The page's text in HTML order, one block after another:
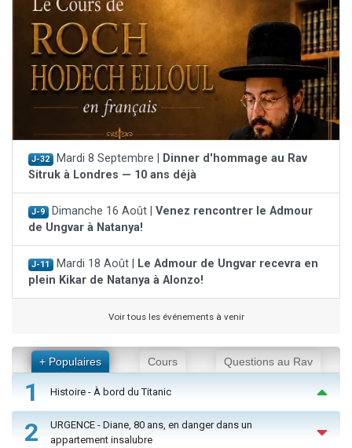
J-32 Mardi 8 Septembre |
Dinner d'hommage au Rav
Sitruk à Londres — 10 ans déjà
J-9 Dimanche 16 Août | Venez rencontrer le Admour
de Ungvar à Natanya!
J-11 Mardi 18 Août |
Le Admour de Ungvar recevra en
plein Kikar de Natanya à Alonzo!
Voir tous les événements à venir
+ Populaires Cours Questions au Rav
1 Histoire - À bord du Titanic
2
URGENCE - Diane, 80 ans, en danger dans un
appartement insalubre